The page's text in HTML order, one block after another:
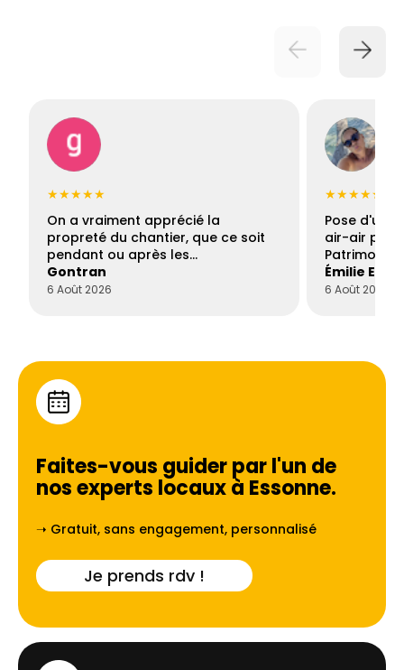
★★★★★
On a vraiment apprécié la
propreté du chantier, que ce soit
pendant ou après les…
Gontran
6 Août 2026
★★★★★
Pose d'une
air-air par
Patrimoine
Émilie
6 Août 2026
Faites-vous guider par l'un de
nos experts locaux à Essonne.
➝ Gratuit, sans engagement, personnalisé
Je prends rdv !